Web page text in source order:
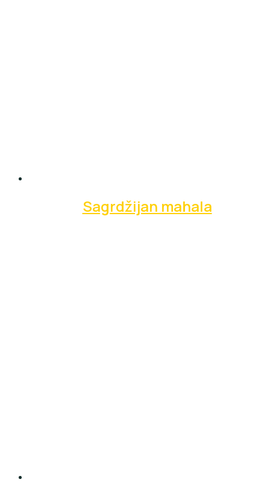
Sagrdžijan mahala